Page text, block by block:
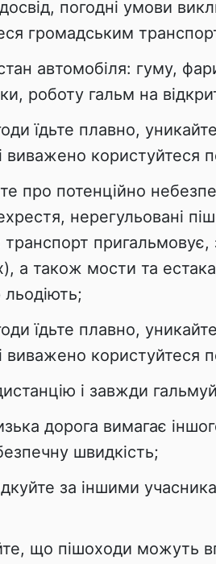
погодні умови
громадським
автомобіля: гуму,
роботу гальм на
їдьте плавно,
виважено користуйтеся
про потенційно
нерегульовані
пригальмовує,
а також мости та
їдьте плавно,
виважено користуйтеся
і завжди
дорога вимагає
швидкість;
за іншими
що пішоходи можуть